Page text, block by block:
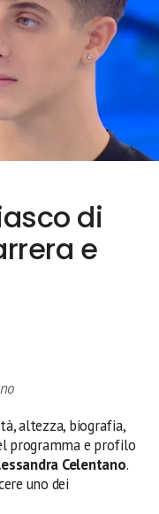
di
e
altezza, biografia,
programma e profilo
Celentano.
uno dei